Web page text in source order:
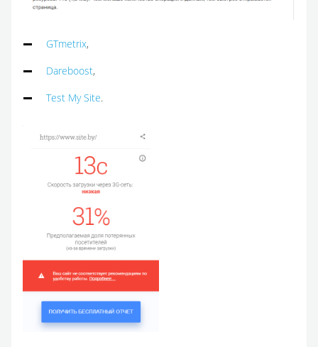
GTmetrix,
Dareboost,
Test My Site.